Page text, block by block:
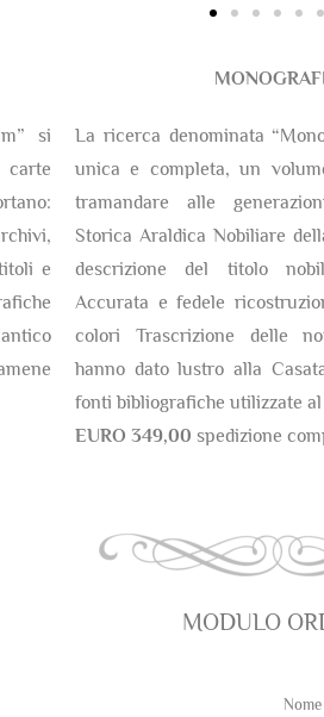
si
e
La ricerca denominata
unica e completa, un
tramandare alle
Storica Araldica Nobiliare
descrizione del titolo
Accurata e fedele
colori Trascrizione delle
hanno dato lustro alla
fonti bibliografiche utilizzate
EURO 349,00 spedizione
MODULO
Nome